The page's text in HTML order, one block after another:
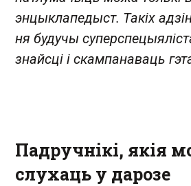
энцыклапедыст. Такіх
ня будучы
знайсці і скампанаваць
Падручнікі, якія
слухаць у дарозе